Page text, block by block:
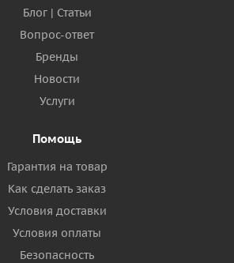
Блог | Статьи
Вопрос-ответ
Бренды
Новости
Услуги
Помощь
Гарантия на товар
Как сделать заказ
Условия доставки
Условия оплаты
Безопасность